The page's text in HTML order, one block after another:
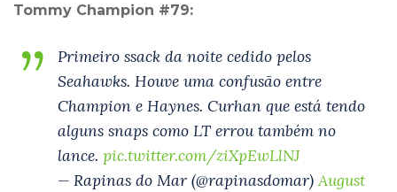
Tommy Champion #79:
Primeiro ssack da noite cedido pelos
Seahawks. Houve uma confusão entre
Champion e Haynes. Curhan que está tendo
alguns snaps como LT errou também no
lance. pic.twitter.com/ziXpEwLlNJ
— Rapinas do Mar (@rapinasdomar)August